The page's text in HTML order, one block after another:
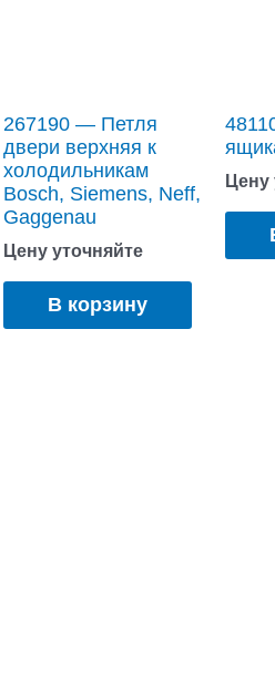
267190 — Петля
двери верхняя к
холодильникам
Bosch, Siemens, Neff,
Gaggenau
Цену уточняйте
В корзину
Цену